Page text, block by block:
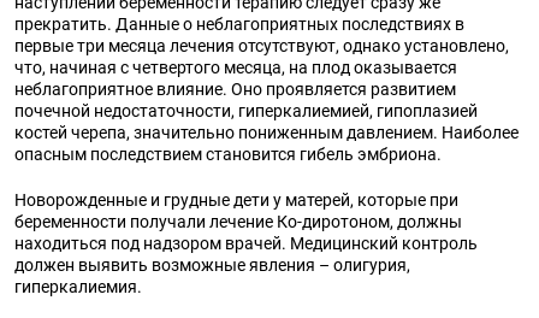
прекратить. Данные о неблагоприятных последствиях в
первые три месяца лечения отсутствуют, однако установлено,
что, начиная с четвертого месяца, на плод оказывается
неблагоприятное влияние. Оно проявляется развитием
почечной недостаточности, гиперкалиемией, гипоплазией
костей черепа, значительно пониженным давлением. Наиболее
опасным последствием становится гибель эмбриона.
Новорожденные и грудные дети у матерей, которые при
беременности получали лечение Ко-диротоном, должны
находиться под надзором врачей. Медицинский контроль
должен выявить возможные явления – олигурия,
гиперкалиемия.